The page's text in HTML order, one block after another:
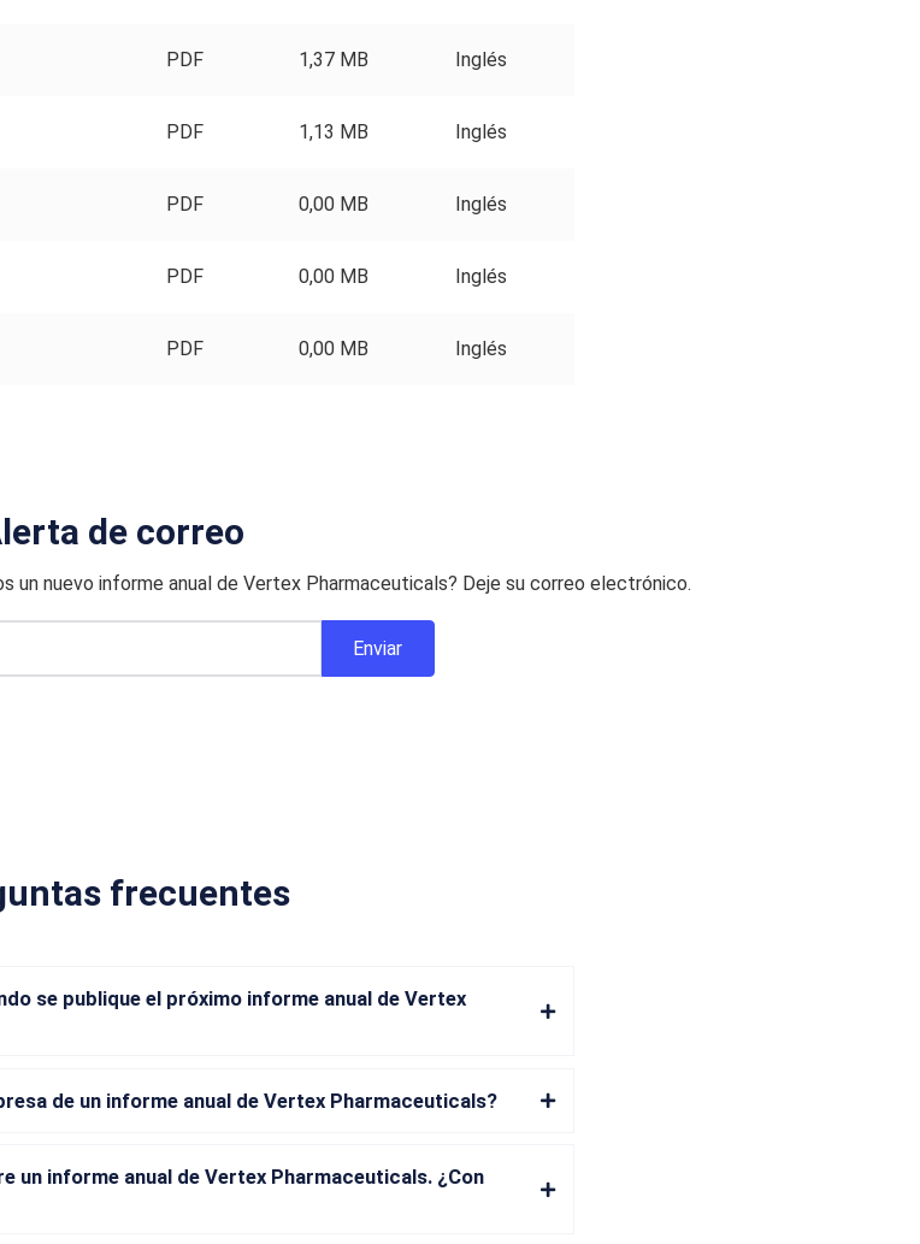
PDF 1,37 MB Inglés
PDF 1,13 MB Inglés
PDF 0,00 MB Inglés
PDF 0,00 MB Inglés
PDF 0,00 MB Inglés
de correo
un nuevo informe anual de Vertex Pharmaceuticals? Deje su correo electrónico.
frecuentes
se publique el próximo informe anual de Vertex
de un informe anual de Vertex Pharmaceuticals?
un informe anual de Vertex Pharmaceuticals. ¿Con